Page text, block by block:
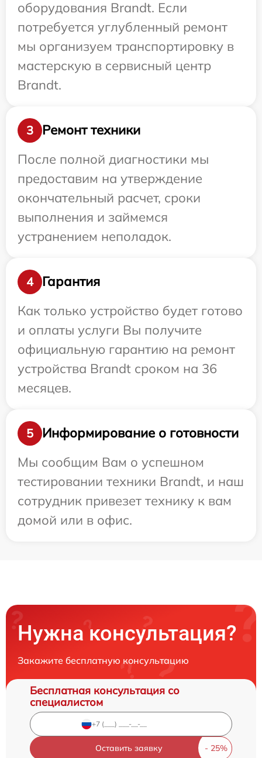
оборудования Brandt. Если
потребуется углубленный ремонт
мы организуем транспортировку в
мастерскую в сервисный центр
Brandt.
3
Ремонт техники
После полной диагностики мы
предоставим на утверждение
окончательный расчет, сроки
выполнения и займемся
устранением неполадок.
4
Гарантия
Как только устройство будет готово
и оплаты услуги Вы получите
официальную гарантию на ремонт
устройства Brandt сроком на 36
месяцев.
5
Информирование о готовности
Мы сообщим Вам о успешном
тестировании техники Brandt, и наш
сотрудник привезет технику к вам
домой или в офис.
Нужна консультация?
Закажите бесплатную консультацию
Бесплатная консультация со
специалистом
Оставить заявку